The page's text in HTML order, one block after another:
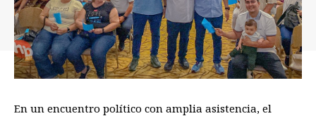
En un encuentro político con amplia asistencia, el